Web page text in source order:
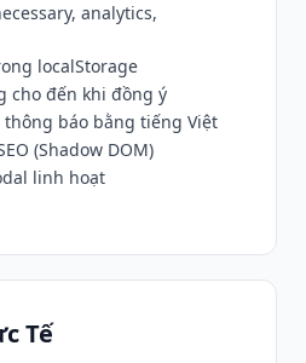
analytics,
localStorage
cho đến khi đồng ý
báo bằng tiếng Việt
(Shadow DOM)
linh hoạt
Tế